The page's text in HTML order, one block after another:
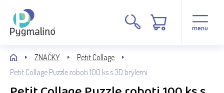
menu
ZNAČKY
Petit Collage
Petit Collage Puzzle roboti 100 ks s 3D brýlemi